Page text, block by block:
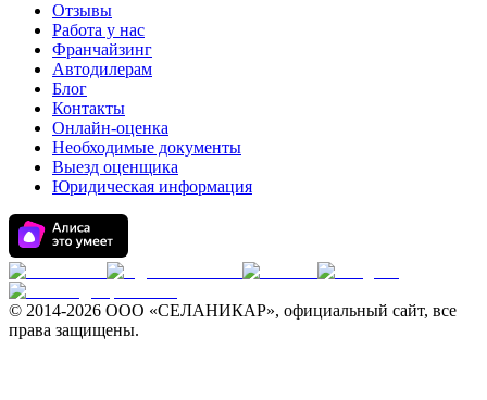
Отзывы
Работа у нас
Франчайзинг
Автодилерам
Блог
Контакты
Онлайн-оценка
Необходимые документы
Выезд оценщика
Юридическая информация
© 2014-2026 ООО «СЕЛАНИКАР», официальный сайт, все
права защищены.